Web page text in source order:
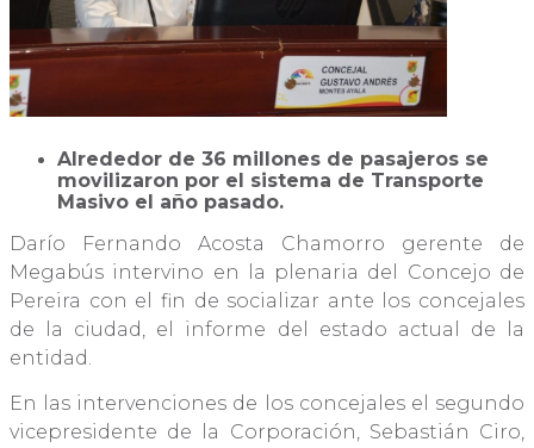
Alrededor de 36 millones de pasajeros se
movilizaron por el sistema de Transporte
Masivo el año pasado.
Darío Fernando Acosta Chamorro gerente de
Megabús intervino en la plenaria del Concejo de
Pereira con el fin de socializar ante los concejales
de la ciudad, el informe del estado actual de la
entidad.
En las intervenciones de los concejales el segundo
vicepresidente de la Corporación, Sebastián Ciro,